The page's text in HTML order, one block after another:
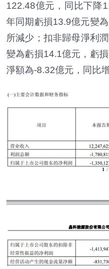
122.48億元，同比下降
年同期虧損13.9億元變
所減少；扣非歸母淨利
變為虧損14.1億元，虧
淨額為-8.32億元，同比